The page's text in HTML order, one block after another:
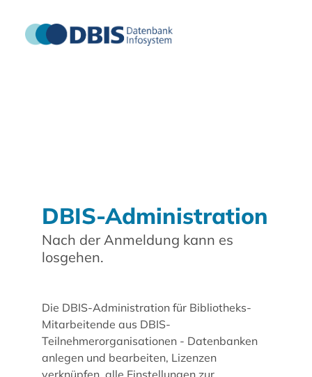
DBIS-Administration
Nach der Anmeldung kann es
losgehen.
Die DBIS-Administration für Bibliotheks-
Mitarbeitende aus DBIS-
Teilnehmerorganisationen - Datenbanken
anlegen und bearbeiten, Lizenzen
verknüpfen, alle Einstellungen zur